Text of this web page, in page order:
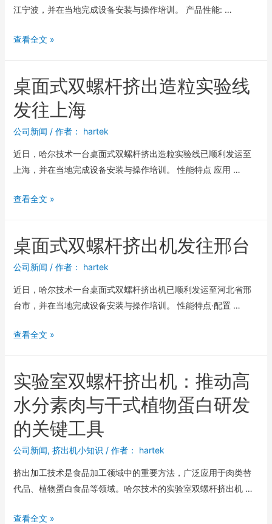
江宁波，并在当地完成设备安装与操作培训。 产品性能: …
查看全文 »
桌面式双螺杆挤出造粒实验线
发往上海
公司新闻 / 作者： hartek
近日，哈尔技术一台桌面式双螺杆挤出造粒实验线已顺利发运至
上海，并在当地完成设备安装与操作培训。 性能特点 应用 …
查看全文 »
桌面式双螺杆挤出机发往邢台
公司新闻 / 作者： hartek
近日，哈尔技术一台桌面式双螺杆挤出机已顺利发运至河北省邢
台市，并在当地完成设备安装与操作培训。 性能特点·配置 …
查看全文 »
实验室双螺杆挤出机：推动高
水分素肉与干式植物蛋白研发
的关键工具
公司新闻, 挤出机小知识 / 作者： hartek
挤出加工技术是食品加工领域中的重要方法，广泛应用于肉类替
代品、植物蛋白食品等领域。哈尔技术的实验室双螺杆挤出机 …
查看全文 »